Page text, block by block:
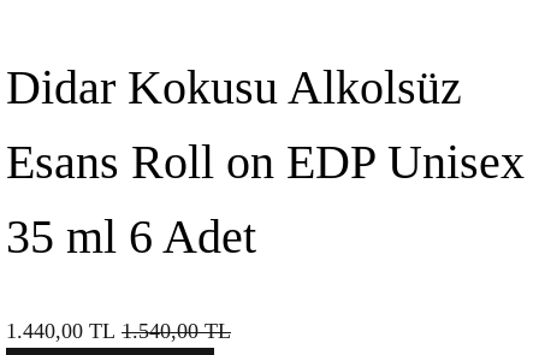
Didar Kokusu Alkolsüz
Esans Roll on EDP Unisex
35 ml 6 Adet
1.440,00 TL 1.540,00TL